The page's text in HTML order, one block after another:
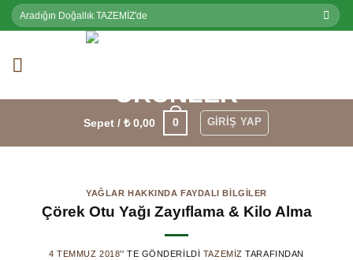
Skip
to
Ara:
Sepet / ₺0,00 0 GIRIŞ YAP
YAĞLAR HAKKINDA FAYDALI BILGILER
Çörek Otu Yağı Zayıflama & Kilo Alma
4 TEMMUZ 2018’' TE GÖNDERILDI TAZEMIZ TARAFINDAN